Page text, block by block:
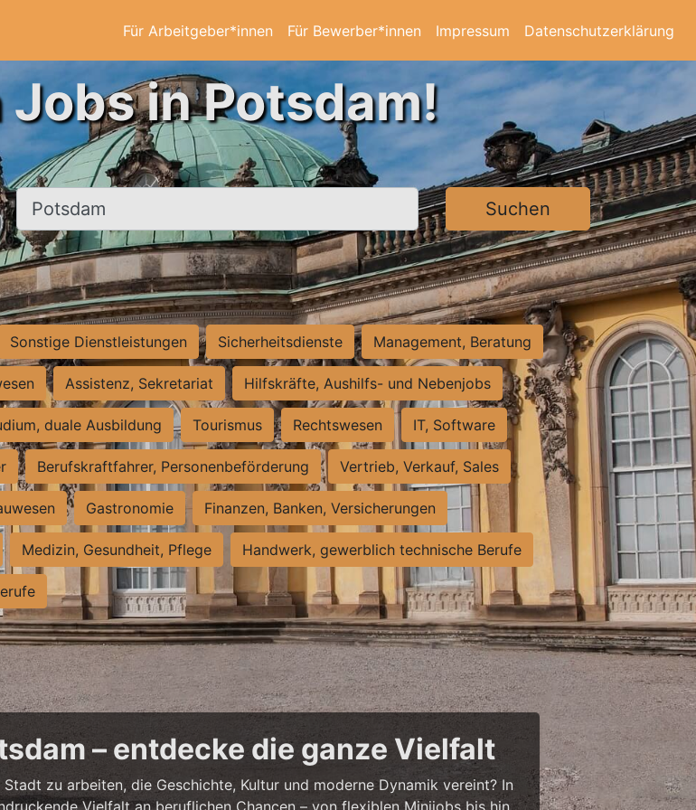
Für Arbeitgeber*innen Für Bewerber*innen Impressum Datenschutzerklärung
in Potsdam!
Ort, Stadt Suchen
Sonstige Dienstleistungen Sicherheitsdienste Management, Beratung
Assistenz, Sekretariat Hilfskräfte, Aushilfs- und Nebenjobs
duale Ausbildung Tourismus Rechtswesen IT, Software
Berufskraftfahrer, Personenbeförderung Vertrieb, Verkauf, Sales
Gastronomie Finanzen, Banken, Versicherungen
Medizin, Gesundheit, Pflege Handwerk, gewerblich technische Berufe
– entdecke die ganze Vielfalt
zu arbeiten, die Geschichte, Kultur und moderne Dynamik vereint? In